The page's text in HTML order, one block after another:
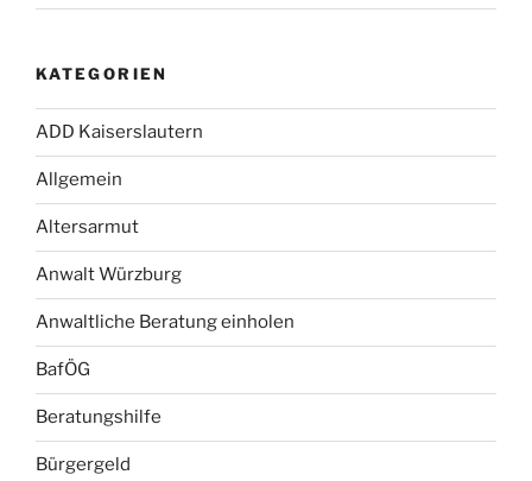
KATEGORIEN
ADD Kaiserslautern
Allgemein
Altersarmut
Anwalt Würzburg
Anwaltliche Beratung einholen
BafÖG
Beratungshilfe
Bürgergeld